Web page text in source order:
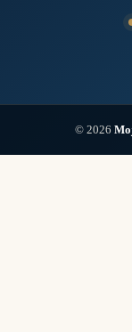
© 2026